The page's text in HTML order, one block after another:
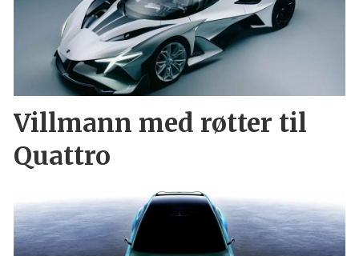
Villmann med røtter til
Quattro